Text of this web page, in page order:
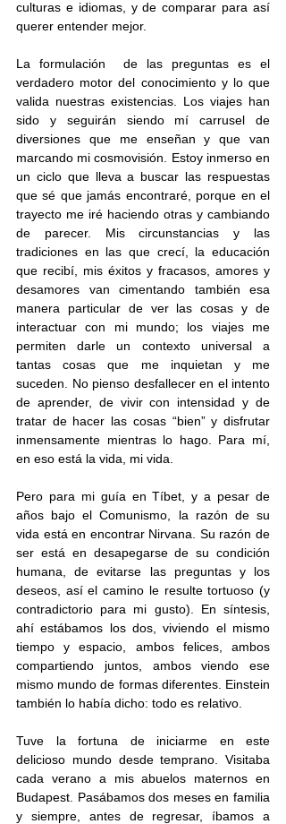
culturas e idiomas, y de comparar para así
querer entender mejor.
La formulación  de las preguntas es el
verdadero motor del conocimiento y lo que
valida nuestras existencias. Los viajes han
sido y seguirán siendo mí carrusel de
diversiones que me enseñan y que van
marcando mi cosmovisión. Estoy inmerso en
un ciclo que lleva a buscar las respuestas
que sé que jamás encontraré, porque en el
trayecto me iré haciendo otras y cambiando
de parecer. Mis circunstancias y las
tradiciones en las que crecí, la educación
que recibí, mis éxitos y fracasos, amores y
desamores van cimentando también esa
manera particular de ver las cosas y de
interactuar con mi mundo; los viajes me
permiten darle un contexto universal a
tantas cosas que me inquietan y me
suceden. No pienso desfallecer en el intento
de aprender, de vivir con intensidad y de
tratar de hacer las cosas “bien” y disfrutar
inmensamente mientras lo hago. Para mí,
en eso está la vida, mi vida.
Pero para mi guía en Tíbet, y a pesar de
años bajo el Comunismo, la razón de su
vida está en encontrar Nirvana. Su razón de
ser está en desapegarse de su condición
humana, de evitarse las preguntas y los
deseos, así el camino le resulte tortuoso (y
contradictorio para mi gusto). En síntesis,
ahí estábamos los dos, viviendo el mismo
tiempo y espacio, ambos felices, ambos
compartiendo juntos, ambos viendo ese
mismo mundo de formas diferentes. Einstein
también lo había dicho: todo es relativo.
Tuve la fortuna de iniciarme en este
delicioso mundo desde temprano. Visitaba
cada verano a mis abuelos maternos en
Budapest. Pasábamos dos meses en familia
y siempre, antes de regresar, íbamos a